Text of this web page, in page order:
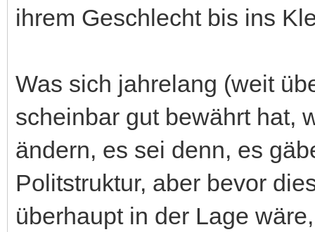
ihrem Geschlecht bis ins
Was sich jahrelang (weit
scheinbar gut bewährt hat,
ändern, es sei denn, es
Politstruktur, aber bevor
überhaupt in der Lage